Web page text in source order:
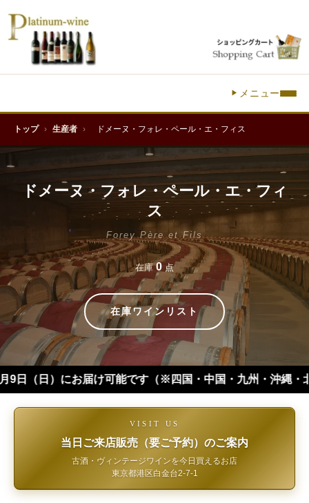
メニュー
トップ › 生産者 › ドメーヌ・フォレ・ペール・エ・フィス
ドメーヌ・フォレ・ペール・エ・フィ
ス
Forey Père et Fils
在庫0 点
在庫ワインリスト
け可能です（※四国・中国・九州・沖縄・北海道は+１
VISIT US
当日ご来店販売（要ご予約）のご案内
古酒・ヴィンテージワインを今日買えるお店
東京都港区白金台2-7-1